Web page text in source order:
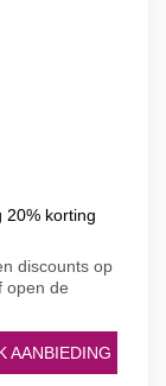
20% korting
discounts op
open de
AANBIEDING